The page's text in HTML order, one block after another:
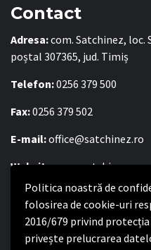
Politica noastră de
folosirea de cookie-uri
2016/679 privind
privește prelucrarea
Contact
Adresa:com. Satchinez, loc.
poștal 307365, jud. Timiș
Telefon:0256 379 500
Fax:0256 379 502
E-mail:office@satchinez.ro
Website:www.satchinez.ro
Program cu publicul:
Luni – Joi:8:00-16:30
Vineri:8:00 – 14:00